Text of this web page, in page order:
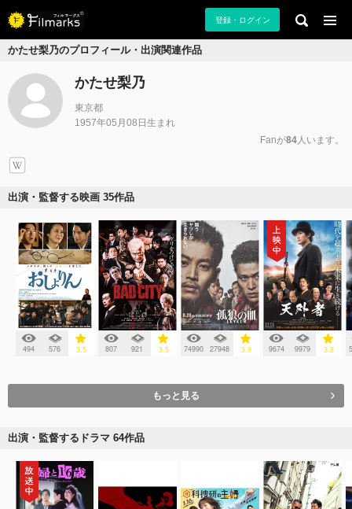
登録・ログイン
かたせ梨乃のプロフィール・出演関連作品
かたせ梨乃
東京都
1957年05月08日生まれ
Fanが84人います。
出演・監督する映画 35作品
494 576 3.5 807 921 3.5 74990 27948 3.9 9674 9979 3.8
もっと見る
出演・監督するドラマ 64作品